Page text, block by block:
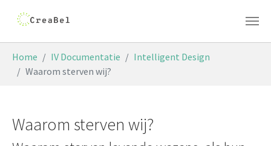
Home IV Documentatie
Intelligent Design
Waarom sterven wij?
Waarom sterven wij?